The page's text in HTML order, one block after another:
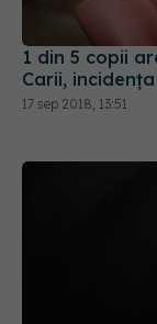
1 din 5 copii
Carii,
17 sep 2018, 13:51